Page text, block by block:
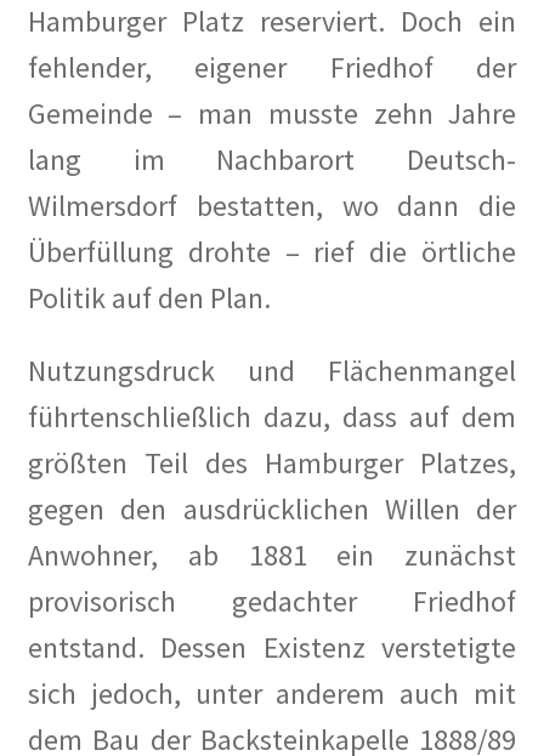
Damals war’s……Sanary-Sur-Mer
DER KÜNSTLER HANSJÖRG WAGNER
Der Südwestkorso
Erich Mühsam
Ernst Busch
Ewald Wenck
Gartenterrassenstadt Wilmersdorf
Klaus Schütz
Lil Dagover
Hamburger Platz reserviert. Doch ein
fehlender, eigener Friedhof der
Gemeinde – man musste zehn Jahre
lang im Nachbarort Deutsch-
Wilmersdorf bestatten, wo dann die
Überfüllung drohte – rief die örtliche
Politik auf den Plan.
Nutzungsdruck und Flächenmangel
führtenschließlich dazu, dass auf dem
größten Teil des Hamburger Platzes,
gegen den ausdrücklichen Willen der
Anwohner, ab 1881 ein zunächst
provisorisch gedachter Friedhof
entstand. Dessen Existenz verstetigte
sich jedoch, unter anderem auch mit
dem Bau der Backsteinkapelle 1888/89